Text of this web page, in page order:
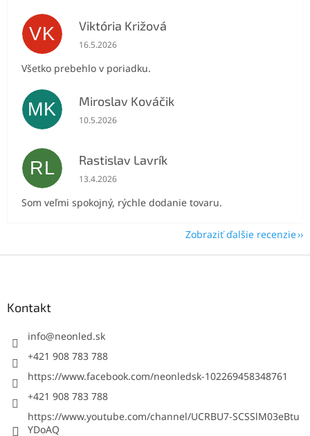
VK Viktória Križová
Hodnotenie obchodu je 5 z 5 hviezdičiek.
16.5.2026
Všetko prebehlo v poriadku.
MK Miroslav Kováčik
Hodnotenie obchodu je 5 z 5 hviezdičiek.
10.5.2026
RL Rastislav Lavrík
Hodnotenie obchodu je 5 z 5 hviezdičiek.
13.4.2026
Som veľmi spokojný, rýchle dodanie tovaru.
Zobraziť ďalšie recenzie
Kontakt
info@neonled.sk
+421 908 783 788
https://www.facebook.com/neonledsk-102269458348761
+421 908 783 788
https://www.youtube.com/channel/UCRBU7-SCSSlM03eBtu
YDoAQ